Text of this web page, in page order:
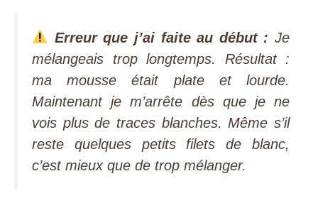
Erreur que j’ai faite au début : Je
mélangeais trop longtemps. Résultat :
ma mousse était plate et lourde.
Maintenant je m’arrête dès que je ne
vois plus de traces blanches. Même s’il
reste quelques petits filets de blanc,
c’est mieux que de trop mélanger.